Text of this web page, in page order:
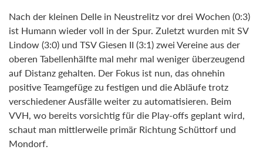
Nach der kleinen Delle in Neustrelitz vor drei Wochen (0:3)
ist Humann wieder voll in der Spur. Zuletzt wurden mit SV
Lindow (3:0) und TSV Giesen II (3:1) zwei Vereine aus der
oberen Tabellenhälfte mal mehr mal weniger überzeugend
auf Distanz gehalten. Der Fokus ist nun, das ohnehin
positive Teamgefüge zu festigen und die Abläufe trotz
verschiedener Ausfälle weiter zu automatisieren. Beim
VVH, wo bereits vorsichtig für die Play-offs geplant wird,
schaut man mittlerweile primär Richtung Schüttorf und
Mondorf.